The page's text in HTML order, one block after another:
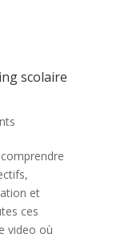
scolaire
et
ces
video où